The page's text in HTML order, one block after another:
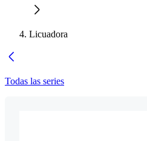
Licuadora
Todas las series